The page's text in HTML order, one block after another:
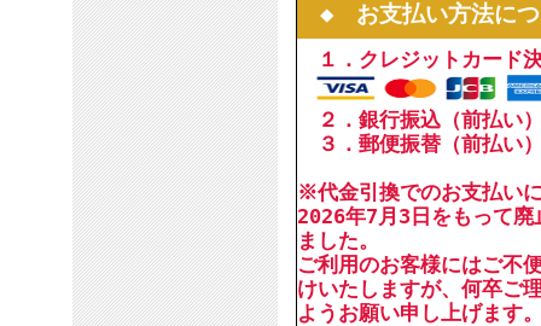
◆ お支払い方法につ
１．クレジットカード
２．銀行振込（前払い
３．郵便振替（前払い
※代金引換でのお支払い
2026年7月3日をもって廃
ました。
ご利用のお客様にはご不
けいたしますが、何卒ご
ようお願い申し上げます